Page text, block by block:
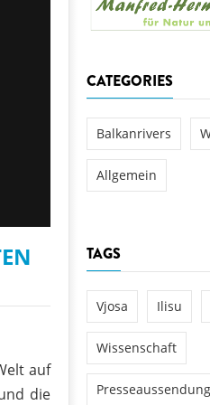
Ulog verursacht
für den Kamp: Aus für
auf
die
CATEGORIES
Balkanrivers
Allgemein
TAGS
Vjosa Ilisu
Wissenschaft
Presseaussendung